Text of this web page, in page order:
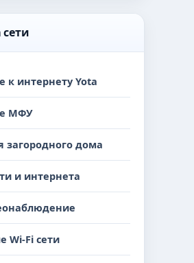
к интернету Yota
МФУ
загородного дома
и интернета
Wi-Fi сети